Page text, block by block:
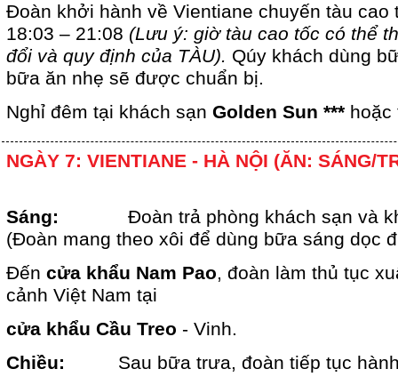
Đoàn khởi hành về Vientiane chuyến tàu cao
18:03 – 21:08 (Lưu ý: giờ tàu cao tốc có thể
đổi và quy định của TÀU). Qúy khách dùng
bữa ăn nhẹ sẽ được chuẩn bị.
Nghỉ đêm tại khách sạn Golden Sun ***
NGÀY 7: VIENTIANE - HÀ NỘI (ĂN: SÁNG/
Sáng: Đoàn trả phòng khách sạn và
(Đoàn mang theo xôi để dùng bữa sáng dọc
Đến cửa khẩu Nam Pao, đoàn làm thủ tục
cảnh Việt Nam tại
cửa khẩu Cầu Treo - Vinh.
Chiều: Sau bữa trưa, đoàn tiếp tục